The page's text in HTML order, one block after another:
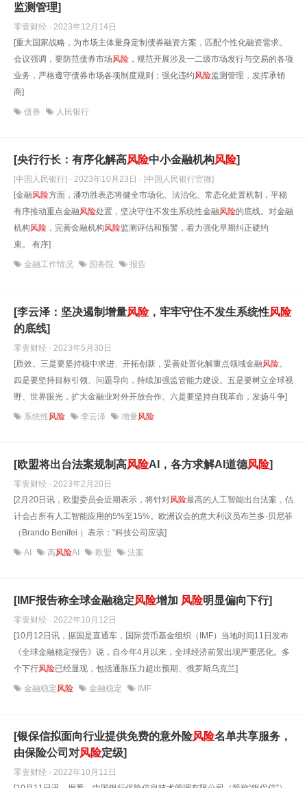
监测管理]
零壹财经 · 2023年12月14日
[重大国家战略，为市场主体量身定制债券融资方案，匹配个性化融资需求。
会议强调，要防范债券市场风险 ，规范开展涉及一二级市场发行与交易的各项
业务，严格遵守债券市场各项制度规则；强化违约风险监测管理，发挥承销
商]
债券 人民银行
[央行行长：有序化解高风险中小金融机构风险]
[中国人民银行] · 2023年10月23日 · [中国人民银行官微]
[金融风险方面，潘功胜表态将健全市场化、法治化、常态化处置机制，平稳
有序推动重点金融风险处置，坚决守住不发生系统性金融风险的底线。对金融
机构风险 ，完善金融机构风险监测评估和预警，着力强化早期纠正硬约
束。 有序]
金融工作情况 国务院 报告
[李云泽：坚决遏制增量风险，牢牢守住不发生系统性风险
的底线]
零壹财经 · 2023年5月30日
[质效。三是要坚持稳中求进、开拓创新，妥善处置化解重点领域金融风险。
四是要坚持目标引领、问题导向，持续加强监管能力建设。五是要树立全球视
野、世界眼光，扩大金融业对外开放合作。六是要坚持自我革命，发扬斗争]
系统性风险 李云泽 增量风险
[欧盟将出台法案规制高风险AI，各方求解AI道德风险]
零壹财经 · 2023年2月20日
[2月20日讯，欧盟委员会近期表示，将针对风险最高的人工智能出台法案，估
计会占所有人工智能应用的5%至15%。欧洲议会的意大利议员布兰多·贝尼菲
（Brando Benifei ）表示：“科技公司应该]
AI 高风险AI 欧盟 法案
[IMF报告称全球金融稳定风险增加 风险明显偏向下行]
零壹财经 · 2022年10月12日
[10月12日讯，据国是直通车，国际货币基金组织（IMF）当地时间11日发布
《全球金融稳定报告》说，自今年4月以来，全球经济前景出现严重恶化。多
个下行风险已经显现，包括通胀压力超出预期、俄罗斯乌克兰]
金融稳定风险 金融稳定 IMF
[银保信拟面向行业提供免费的意外险风险名单共享服务，
由保险公司对风险定级]
零壹财经 · 2022年10月11日